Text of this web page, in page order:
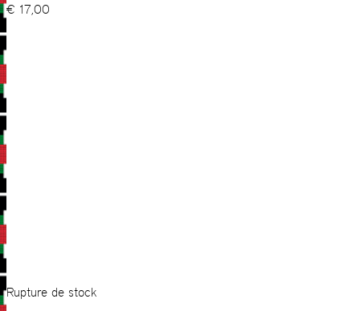
€ 17,00
Rupture de stock